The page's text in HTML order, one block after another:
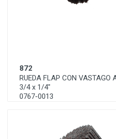
872
RUEDA FLAP CON
3/4 x 1/4"
0767-0013